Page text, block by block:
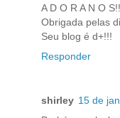
A D O R A N O
Obrigada pelas
Seu blog é d+!!!
Responder
shirley 15 de